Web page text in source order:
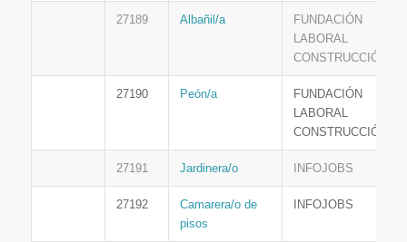
27189 Albañil/a
FUNDACIÓN
LABORAL
CONSTRUCCIÓN
27190 Peón/a
FUNDACIÓN
LABORAL
CONSTRUCCIÓN
27191 Jardinera/o INFOJOBS
27192
Camarera/o de
pisos
INFOJOBS